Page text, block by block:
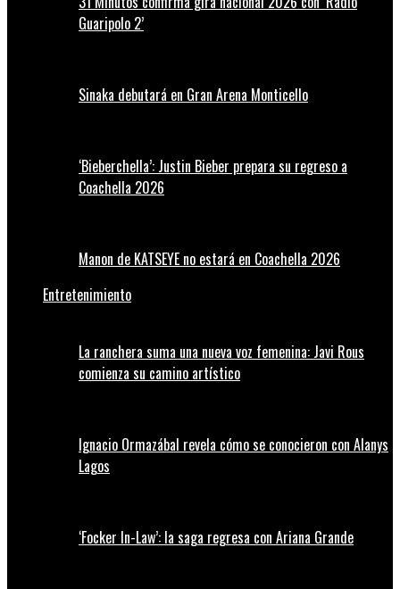
Guaripolo 2’
Sinaka debutará en Gran Arena Monticello
‘Bieberchella’: Justin Bieber prepara su regreso a
Coachella 2026
Manon de KATSEYE no estará en Coachella 2026
Entretenimiento
La ranchera suma una nueva voz femenina: Javi Rous
comienza su camino artístico
Ignacio Ormazábal revela cómo se conocieron con Alanys
Lagos
‘Focker In-Law’: la saga regresa con Ariana Grande